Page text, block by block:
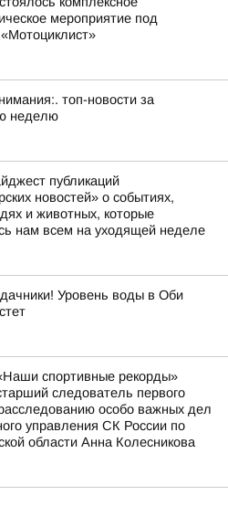
мероприятие под
топ-новости за
неделю
публикаций
новостей» о событиях,
и животных, которые
нам всем на уходящей неделе
Уровень воды в Оби
спортивные рекорды»
следователь первого
особо важных дел
управления СК России по
области Анна Колесникова